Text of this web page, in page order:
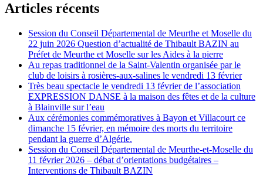
Articles récents
Session du Conseil Départemental de Meurthe et Moselle du
22 juin 2026 Question d’actualité de Thibault BAZIN au
Préfet de Meurthe et Moselle sur les Aides à la pierre
Au repas traditionnel de la Saint-Valentin organisée par le
club de loisirs à rosières-aux-salines le vendredi 13 février
Très beau spectacle le vendredi 13 février de l’association
EXPRESSION DANSE à la maison des fêtes et de la culture
à Blainville sur l’eau
Aux cérémonies commémoratives à Bayon et Villacourt ce
dimanche 15 février, en mémoire des morts du territoire
pendant la guerre d’Algérie.
Session du Conseil Départemental de Meurthe-et-Moselle du
11 février 2026 – débat d’orientations budgétaires –
Interventions de Thibault BAZIN